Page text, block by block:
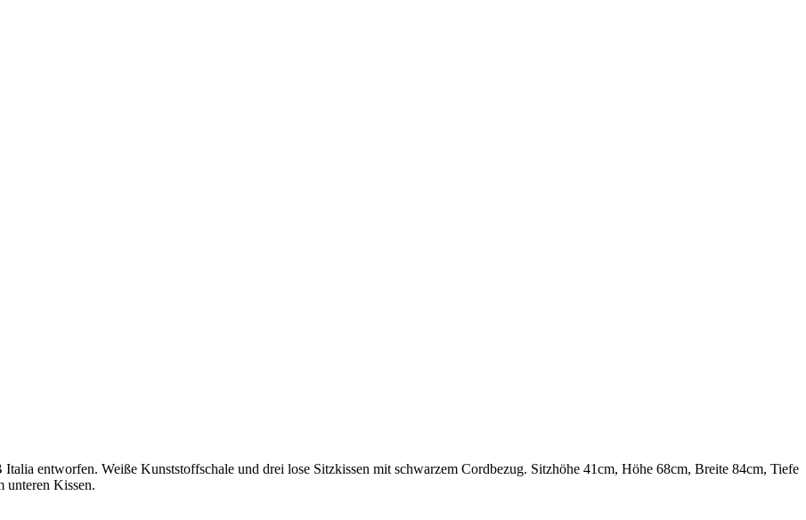
entworfen. Weiße Kunststoffschale und drei lose Sitzkissen mit schwarzem Cordbezug. Sitzhöhe 41cm, Höhe 68cm, Breite 84cm, Tiefe
unteren Kissen.